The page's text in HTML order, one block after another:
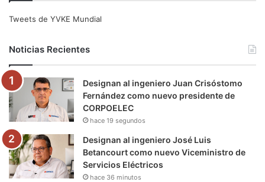
e
o
o
k
t
e
r
b
e
g
r
m
r
a
k
Tweets de YVKE Mundial
Noticias Recientes
Designan al ingeniero Juan Crisóstomo
Fernández como nuevo presidente de
CORPOELEC
hace 19 segundos
Designan al ingeniero José Luis
Betancourt como nuevo Viceministro de
Servicios Eléctricos
hace 36 minutos